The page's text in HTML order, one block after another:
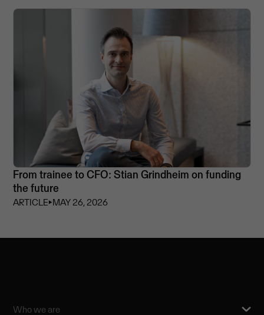
From trainee to CFO: Stian Grindheim on funding
the future
ARTICLE⏵MAY 26, 2026
Who we are